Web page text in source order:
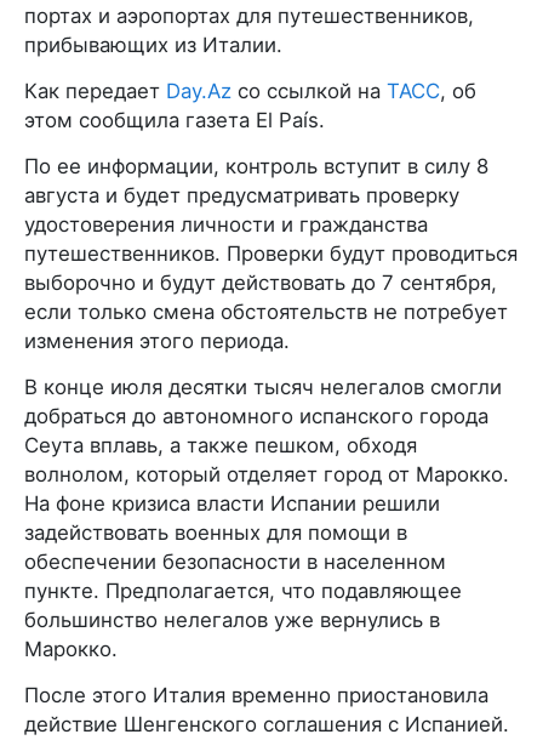
портах и аэропортах для путешественников,
прибывающих из Италии.
Как передает Day.Az со ссылкой на ТАСС, об
этом сообщила газета El País.
По ее информации, контроль вступит в силу 8
августа и будет предусматривать проверку
удостоверения личности и гражданства
путешественников. Проверки будут проводиться
выборочно и будут действовать до 7 сентября,
если только смена обстоятельств не потребует
изменения этого периода.
В конце июля десятки тысяч нелегалов смогли
добраться до автономного испанского города
Сеута вплавь, а также пешком, обходя
волнолом, который отделяет город от Марокко.
На фоне кризиса власти Испании решили
задействовать военных для помощи в
обеспечении безопасности в населенном
пункте. Предполагается, что подавляющее
большинство нелегалов уже вернулись в
Марокко.
После этого Италия временно приостановила
действие Шенгенского соглашения с Испанией.